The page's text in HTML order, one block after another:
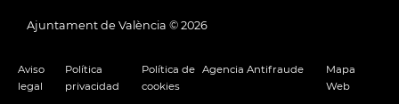
Ajuntament de València © 2026
Aviso
legal
Política
privacidad
Política de
cookies
Agencia Antifraude
Mapa
Web